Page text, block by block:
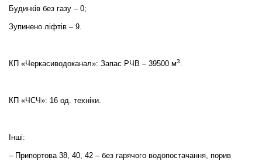
Будинків без газу – 0;
Зупинено ліфтів – 9.
КП «Черкасиводоканал»: Запас РЧВ – 39500 м3.
КП «ЧСЧ»: 16 од. техніки.
Інші:
– Припортова 38, 40, 42 – без гарячого водопостачання, порив